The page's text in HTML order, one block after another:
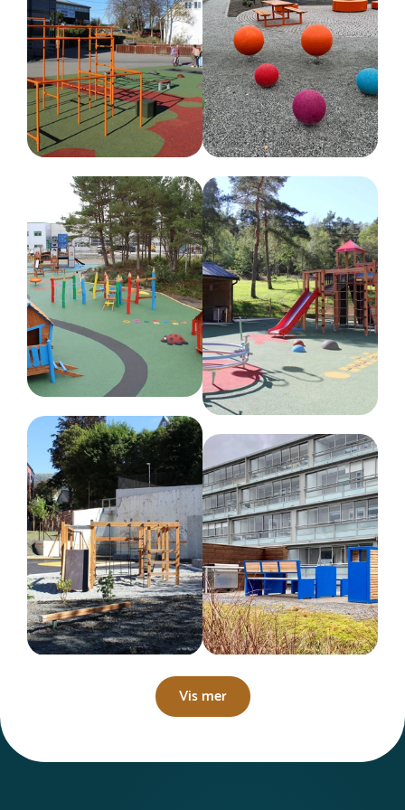
Bredde :12 cm
Høyde :126 cm
Lengde :80 cm
Anbefalt alder
1-6 år
Farge
Forskjellige farger
Nettovekt
35 kg
Vis mer